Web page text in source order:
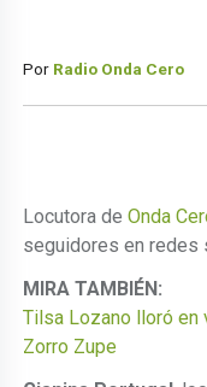
Por Radio Onda Cero
Locutora deOnda
seguidores en redes
MIRA TAMBIÉN:
Tilsa Lozano lloró en
Zorro Zupe